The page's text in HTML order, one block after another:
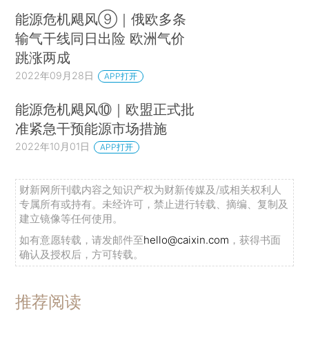
能源危机飓风⑨｜俄欧多条
输气干线同日出险 欧洲气价
跳涨两成
2022年09月28日 APP打开
能源危机飓风⑩｜欧盟正式批
准紧急干预能源市场措施
2022年10月01日 APP打开
财新网所刊载内容之知识产权为财新传媒及/或相关权利人
专属所有或持有。未经许可，禁止进行转载、摘编、复制及
建立镜像等任何使用。
如有意愿转载，请发邮件至hello@caixin.com ，获得书面
确认及授权后，方可转载。
推荐阅读